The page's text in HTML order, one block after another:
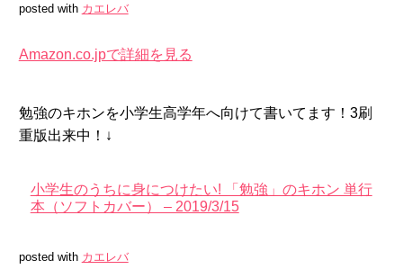
posted with カエレバ
Amazon.co.jpで詳細を見る
勉強のキホンを小学生高学年へ向けて書いてます！3刷
重版出来中！↓
小学生のうちに身につけたい! 「勉強」のキホン 単行
本（ソフトカバー） – 2019/3/15
posted with カエレバ